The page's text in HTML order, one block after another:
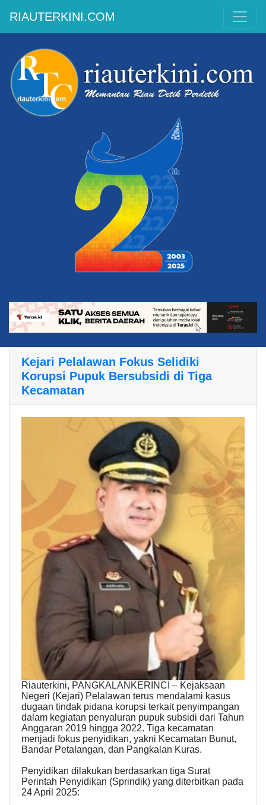
RIAUTERKINI.COM
Kejari Pelalawan Fokus Selidiki
Korupsi Pupuk Bersubsidi di Tiga
Kecamatan
Riauterkini, PANGKALANKERINCI – Kejaksaan
Negeri (Kejari) Pelalawan terus mendalami kasus
dugaan tindak pidana korupsi terkait penyimpangan
dalam kegiatan penyaluran pupuk subsidi dari Tahun
Anggaran 2019 hingga 2022. Tiga kecamatan
menjadi fokus penyidikan, yakni Kecamatan Bunut,
Bandar Petalangan, dan Pangkalan Kuras.
Penyidikan dilakukan berdasarkan tiga Surat
Perintah Penyidikan (Sprindik) yang diterbitkan pada
24 April 2025: